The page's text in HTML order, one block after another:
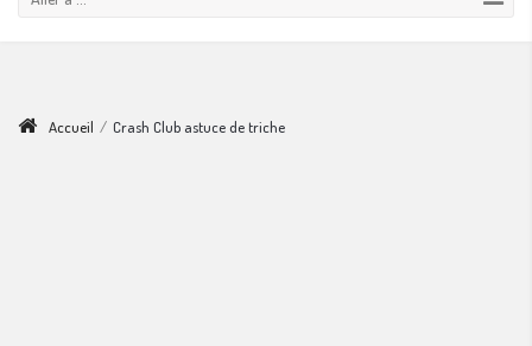
Accueil / Crash Club astuce de triche